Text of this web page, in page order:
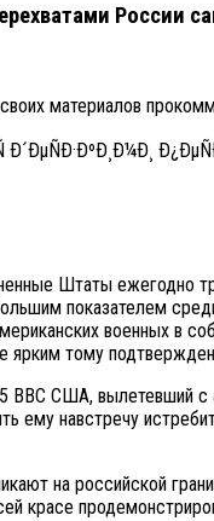
России
материалов
Штаты
показателем
военных в
ярким тому
ВВС США, вылетевший с
ему навстречу
на российской
красе